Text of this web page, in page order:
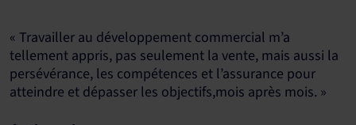
« Travailler au développement commercial m’a
tellement appris, pas seulement la vente, mais aussi la
persévérance, les compétences et l’assurance pour
atteindre et dépasser les objectifs,mois après mois. »